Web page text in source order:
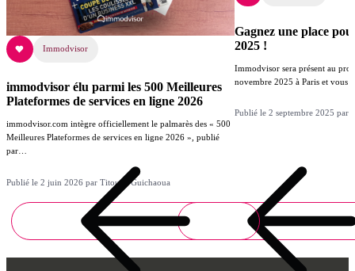
Immodvisor
immodvisor élu parmi les 500 Meilleures
Plateformes de services en ligne 2026
immodvisor.com intègre officiellement le palmarès des « 500
Meilleures Plateformes de services en ligne 2026 », publié
par…
Publié le 2 juin 2026 par Titouan Guichaoua
Gagnez une place
2025 !
Immodvisor sera présent au
novembre 2025 à Paris et vous
Publié le 2 septembre 2025 par